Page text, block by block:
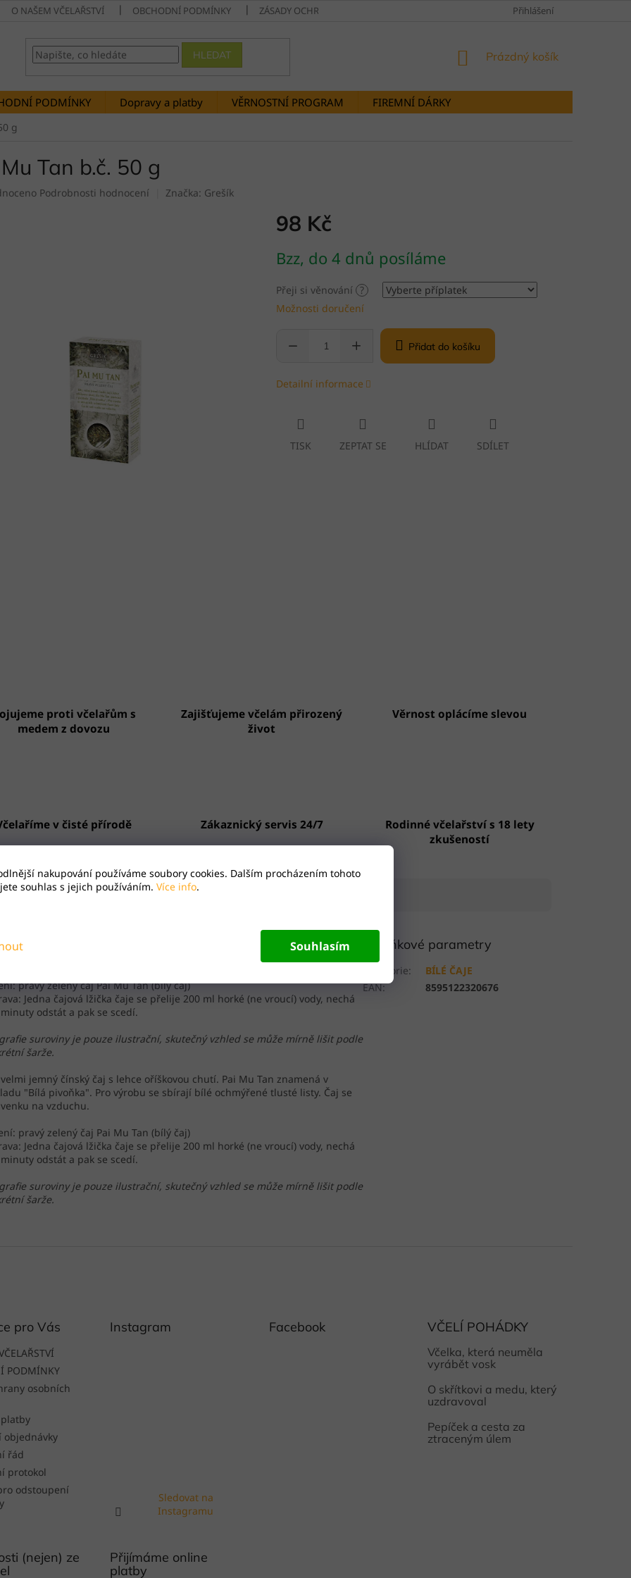
nakupování používáme soubory cookies. Dalším procházením tohoto
souhlas s jejich používáním. Více info.
Souhlasím
O NAŠEM VČELAŘSTVÍ OBCHODNÍ PODMÍNKY ZÁSADY OCHRANY OSOBNÍCH ÚDAJŮ DOPRAVY A PLATBYPřihlášení
HLEDAT
NÁKUPNÍ
Prázdný košík
PODMÍNKY Dopravy a platby VĚRNOSTNÍ PROGRAM FIREMNÍ DÁRKY
g
Tan b.č. 50 g
Podrobnosti hodnocení Značka: Grešík
98 Kč
cena:
Bzz, do 4 dnů posíláme
Přeji si věnování ?
Možnosti doručení
Přidat do košíku
Detailní informace
TISK ZEPTAT SE HLÍDAT SDÍLET
proti včelařům s
medem z dovozu
Zajišťujeme včelám přirozený
život
Věrnost oplácíme slevou
v čisté přírodě Zákaznický servis 24/7
Rodinné včelařství s 18 lety
zkušeností
Hodnocení
velmi jemný čínský čaj s lehce oříškovou chutí. Pai Mu Tan znamená v
"Bílá pivoňka". Pro výrobu se sbírají bílé ochmýřené tlusté listy. Čaj se
pravý zelený čaj Pai Mu Tan (bílý čaj)
Jedna čajová lžička čaje se přelije 200 ml horké (ne vroucí) vody, nechá
odstát a pak se scedí.
suroviny je pouze ilustrační, skutečný vzhled se může mírně lišit podle
šarže.
jemný čínský čaj s lehce oříškovou chutí. Pai Mu Tan znamená v
"Bílá pivoňka". Pro výrobu se sbírají bílé ochmýřené tlusté listy. Čaj se
na vzduchu.
pravý zelený čaj Pai Mu Tan (bílý čaj)
Jedna čajová lžička čaje se přelije 200 ml horké (ne vroucí) vody, nechá
odstát a pak se scedí.
suroviny je pouze ilustrační, skutečný vzhled se může mírně lišit podle
šarže.
Doplňkové parametry
Kategorie:
BÍLÉ ČAJE
EAN: 8595122320676
pro Vás
PODMÍNKY
osobních
objednávky
řád
protokol
odstoupení
Instagram
Sledovat na
Instagramu
Facebook VČELÍ POHÁDKY
Včelka, která neuměla
vyrábět vosk
O skřítkovi a medu, který
uzdravoval
Pepíček a cesta za
ztraceným úlem
(nejen) ze
Přijímáme online
platby